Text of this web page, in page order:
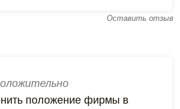
Оставить отзыв
положение фирмы в